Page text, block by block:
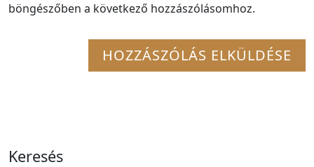
böngészőben a következő hozzászólásomhoz.
Keresés